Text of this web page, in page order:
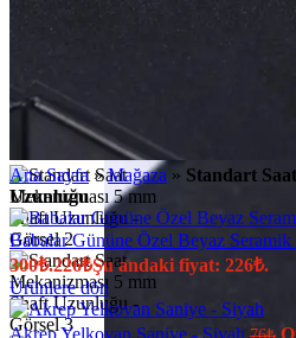
Ana Sayfa»Mağaza » Standart
Uzunluğu
Babalar Gününe Özel Beyaz Seramik
300₺.226₺Şu andaki fiyat: 226₺.
Ürünlere dön
Akrep Yelkovan Saniye - Siyah